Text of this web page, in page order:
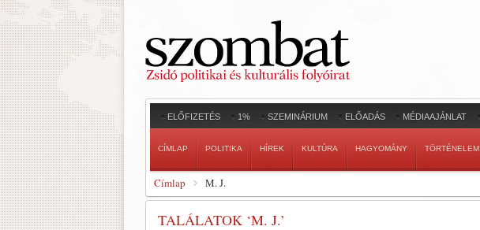
ELŐFIZETÉS 1% SZEMINÁRIUM ELŐADÁS MÉDIAAJÁNLAT
CÍMLAP POLITIKA HÍREK KULTÚRA HAGYOMÁNY TÖRTÉNELEM
Címlap M. J.
TALÁLATOK ‘M. J.’